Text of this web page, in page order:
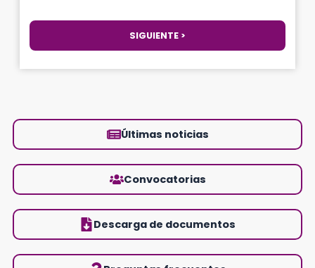
Últimas noticias
Convocatorias
Descarga de documentos
SIGUIENTE >